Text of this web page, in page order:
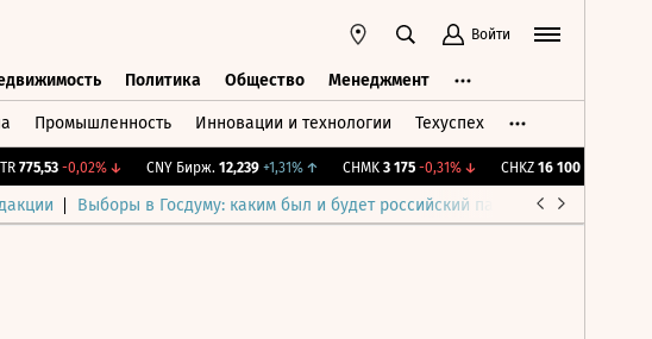
Войти
Политика Общество Менеджмент
Промышленность Инновации и технологии Техуспех
775,53 -0,02%↓ CNY Бирж. 12,239 +1,31%↑ CHMK 3 175 -0,31%↓ CHKZ 16 100 -0,62%
Выборы в Госдуму: каким был и будет российский парламент